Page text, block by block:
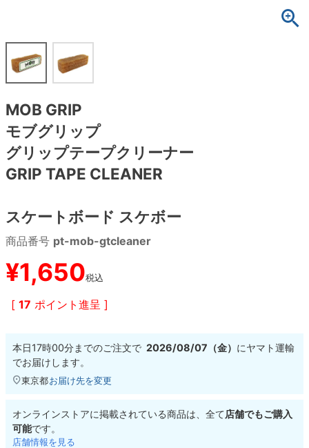
MOB GRIP
モブグリップ
グリップテープクリーナー
GRIP TAPE CLEANER
スケートボード スケボー
商品番号 pt-mob-gtcleaner
¥1,650税込
[ 17 ポイント進呈 ]
本日17時00分までのご注文で 2026/08/07（金） にヤマト運輸
でお届けします。
東京都お届け先を変更
オンラインストアに掲載されている商品は、全て店舗でもご購入
可能です。
店舗情報を見る
8.4inch
8.5inch
8.6inch
8.7inch
8.8inch
8.9inch
9.0inch以上
高性能デッキ
8.5inch
8.6inch
8.7inch
8.8inch
8.9inch
9.0inch以上
64mm
65mm
70mm
72mm
75mm
110mm
練習用アイテム（初心者におすすめ）
メディア（雑誌・DVD・CD）
27.5cm
28cm
28.5cm
29cm
29.5cm
30cm
キャップ
アンダーウエア
サイズの測り方